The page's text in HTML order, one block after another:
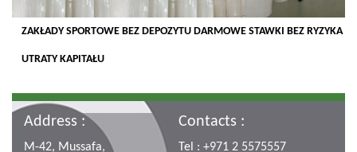
ZAKŁADY SPORTOWE BEZ DEPOZYTU DARMOWE STAWKI BEZ RYZYKA
UTRATY KAPITAŁU
Address :
M-42, Mussafa,
Contacts :
Tel : +971 2 5575557